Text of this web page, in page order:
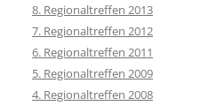
8. Regionaltreffen 2013
7. Regionaltreffen 2012
6. Regionaltreffen 2011
5. Regionaltreffen 2009
4. Regionaltreffen 2008